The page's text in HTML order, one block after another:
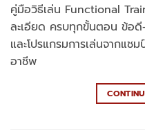
คู่มือวิธีเล่น Functional
ละเอียด ครบทุกขั้นตอน ข้อ
และโปรแกรมการเล่นจากแช
อาชีพ